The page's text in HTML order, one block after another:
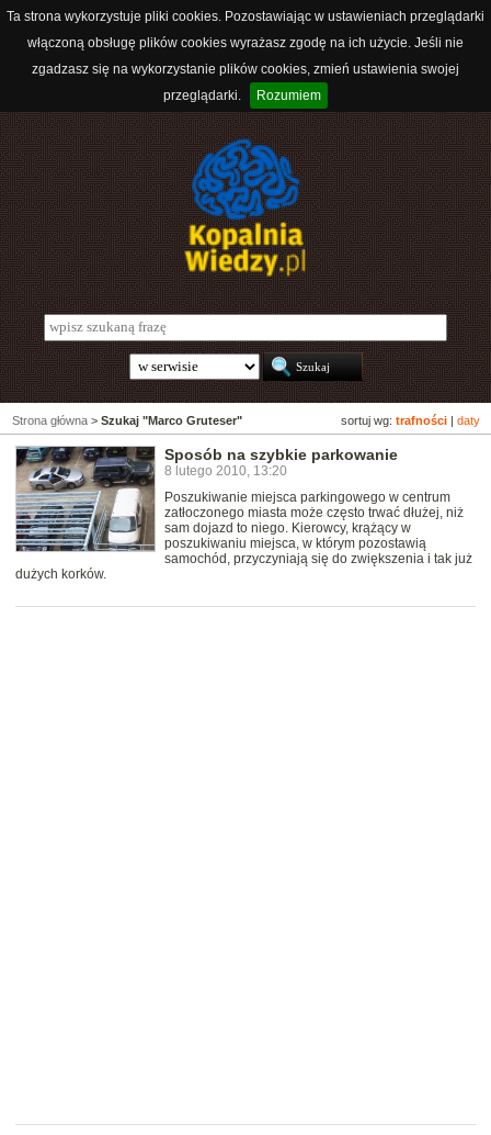
Ta strona wykorzystuje pliki cookies. Pozostawiając w ustawieniach przeglądarki
włączoną obsługę plików cookies wyrażasz zgodę na ich użycie. Jeśli nie
zgadzasz się na wykorzystanie plików cookies, zmień ustawienia swojej
przeglądarki.
Rozumiem
sortuj wg: trafności daty
Strona główna > Szukaj "Marco Gruteser"
Sposób na szybkie parkowanie
8 lutego 2010, 13:20
Poszukiwanie miejsca parkingowego w centrum
zatłoczonego miasta może często trwać dłużej, niż
sam dojazd to niego. Kierowcy, krążący w
poszukiwaniu miejsca, w którym pozostawią
samochód, przyczyniają się do zwiększenia i tak już
dużych korków.